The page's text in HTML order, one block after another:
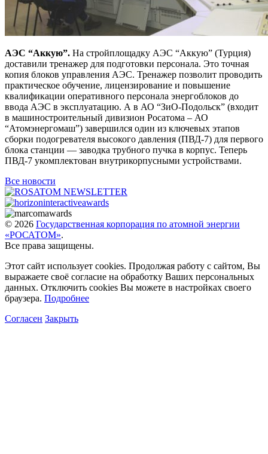
АЭС “Аккую”. На стройплощадку АЭС “Аккую” (Турция)
доставили тренажер для подготовки персонала. Это точная
копия блоков управления АЭС. Тренажер позволит проводить
практическое обучение, лицензирование и повышение
квалификации оперативного персонала энергоблоков до
ввода АЭС в эксплуатацию. А в АО “ЗиО-Подольск” (входит
в машиностроительный дивизион Росатома – АО
“Атомэнергомаш”) завершился один из ключевых этапов
сборки подогревателя высокого давления (ПВД-7) для первого
блока станции — заводка трубного пучка в корпус. Теперь
ПВД-7 укомплектован внутрикорпусными устройствами.
Все новости
© 2026 Государственная корпорация по атомной энергии
«РОСАТОМ».
Все права защищены.
Этот сайт использует cookies. Продолжая работу с сайтом, Вы
выражаете своё согласие на обработку Ваших персональных
данных. Отключить cookies Вы можете в настройках своего
браузера. Подробнее
Согласен Закрыть